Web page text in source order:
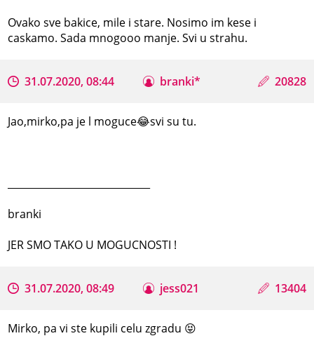
Ovako sve bakice, mile i stare. Nosimo im kese i
caskamo. Sada mnogooo manje. Svi u strahu.
31.07.2020, 08:44 branki* 20828
Jao,mirko,pa je l moguce😂svi su tu.
branki
JER SMO TAKO U MOGUCNOSTI !
31.07.2020, 08:49 jess021 13404
Mirko, pa vi ste kupili celu zgradu 😝